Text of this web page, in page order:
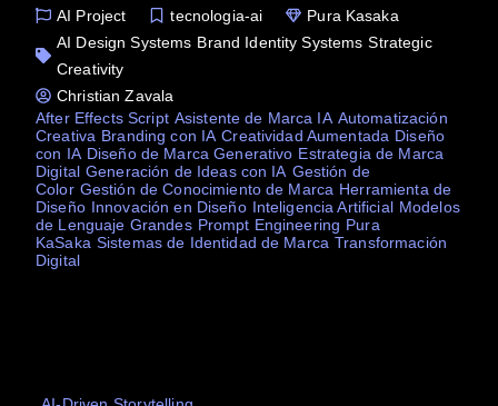
AI Project tecnologia-ai
Pura Kasaka
AI Design Systems Brand Identity Systems Strategic
Creativity
Christian Zavala
After Effects Script Asistente de Marca IA Automatización
Creativa Branding con IA Creatividad Aumentada Diseño
con IA Diseño de Marca Generativo Estrategia de Marca
Digital Generación de Ideas con IA Gestión de
Color Gestión de Conocimiento de Marca Herramienta de
Diseño Innovación en Diseño Inteligencia Artificial Modelos
de Lenguaje Grandes Prompt Engineering Pura
KaSaka Sistemas de Identidad de Marca Transformación
Digital